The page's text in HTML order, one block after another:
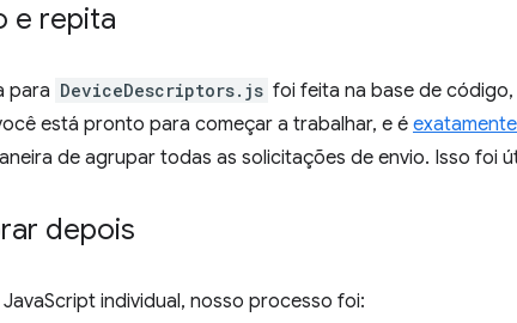
e repita
para DeviceDescriptors.js foi feita na base de
está pronto para começar a trabalhar, e é
de agrupar todas as solicitações de envio. Isso foi
depois
individual, nosso processo foi: